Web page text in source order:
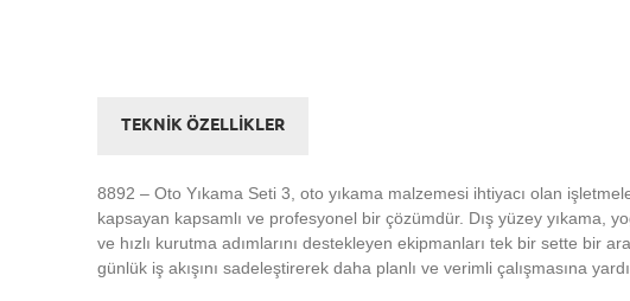
TEKNİK ÖZELLİKLER
8892 – Oto Yıkama Seti 3, oto yıkama malzemesi ihtiyacı olan
kapsayan kapsamlı ve profesyonel bir çözümdür. Dış yüzey yıkama,
ve hızlı kurutma adımlarını destekleyen ekipmanları tek bir sette bir
günlük iş akışını sadeleştirerek daha planlı ve verimli çalışmasına